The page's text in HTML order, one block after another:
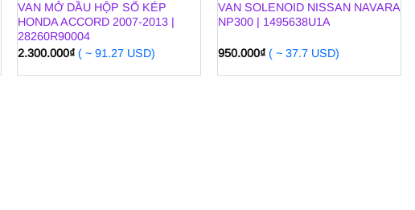
VAN MỞ DẦU HỘP SỐ KÉP
HONDA ACCORD 2007-2013 |
28260R90004
2.300.000₫ ( ~ 91.27 USD)
VAN SOLENOID NISSAN NAVARA
NP300 | 1495638U1A
950.000₫ ( ~ 37.7 USD)